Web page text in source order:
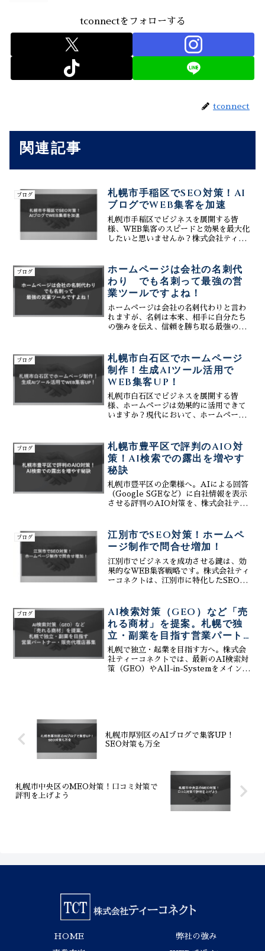
tconnectをフォローする
tconnect
関連記事
ブログ
札幌市手稲区でSEO対策！AI
ブログでWEB集客を加速
札幌市手稲区でビジネスを展開する皆
様、WEB集客のスピードと効果を最大化
したいと思いませんか？株式会社ティー
WEB集客加速戦略をご提案します。AI
が生成する高品質なブ...
ブログ
ホームページは会社の名刺代
わり でも名刺って最強の営
業ツールですよね！
ホームページは会社の名刺代わりと言わ
れますが、名刺は本来、相手に自分たち
の強みを伝え、信頼を勝ち取る最強の営
び、成約を勝ち取る資産型サイトへ。最
新のSEO・MEO統合戦略で、24時間働
く最強の営業基盤を構築する秘訣を公開
します。
ブログ
札幌市白石区でホームページ
制作！生成AIツール活用で
WEB集客UP！
札幌市白石区でビジネスを展開する皆
様、ホームページは効果的に活用できて
いますか？現代において、ホームページ
ただホームページを持つだけでは不十分
で、いかに効果的にWEB集...
ブログ
札幌市豊平区で評判のAIO対
策！AI検索での露出を増やす
秘訣
札幌市豊平区の企業様へ。AIによる回答
（Google SGEなど）に自社情報を表示
させる評判のAIO対策を、株式会社ティ
携し、他社に先んじて新規獲得を増やす
方法を解説。
ブログ
江別市でSEO対策！ホームペ
ージ制作で問合せ増加！
江別市でビジネスを成功させる鍵は、効
果的なWEB集客戦略です。株式会社ティ
ーコネクトは、江別市に特化したSEO対
ージで集客力を高め、SEO対策で検索上
位表示を実現。さら...
ブログ
AI検索対策（GEO）など「売
れる商材」を提案。札幌で独
立・副業を目指す営業パート
ナー・販売代理店募集
札幌で独立・起業を目指す方へ。株式会
社ティーコネクトでは、最新のAI検索対
策（GEO）やAll-in-Systemをメイン商
札幌市厚別区のAIブログで集客UP！
SEO対策も万全
札幌市中央区のMEO対策！口コミ対策で
評判を上げよう
HOME 弊社の強み